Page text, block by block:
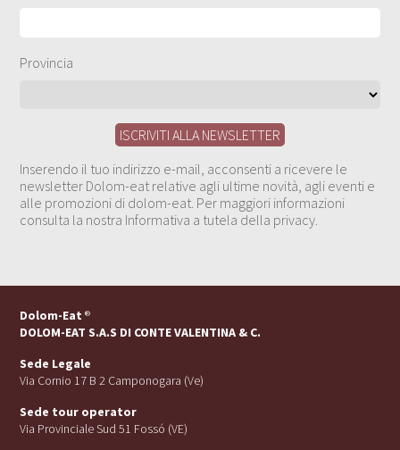
Provincia
Inserendo il tuo indirizzo e-mail, acconsenti a ricevere le
newsletter Dolom-eat relative agli ultime novità, agli eventi e
alle promozioni di dolom-eat. Per maggiori informazioni
consulta la nostra Informativa a tutela della privacy.
Dolom-Eat ®
DOLOM-EAT S.A.S DI CONTE VALENTINA & C.
Sede Legale
Via Cornio 17 B 2 Camponogara (Ve)
Sede tour operator
Via Provinciale Sud 51 Fossó (VE)